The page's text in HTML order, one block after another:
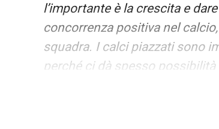
l’importante è la crescita e
concorrenza positiva nel
squadra. I calci piazzati sono
perché ci dà spesso possibilità